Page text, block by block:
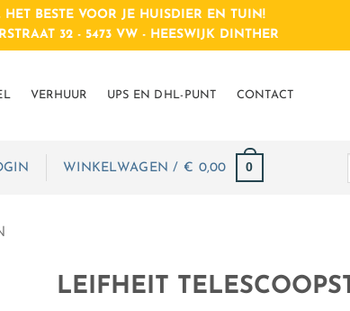
HET BESTE VOOR JE HUISDIER EN TUIN!
32 - 5473 VW - HEESWIJK DINTHER
VERHUUR UPS EN DHL-PUNT CONTACT
WINKELWAGEN / € 0,00 0
LEIFHEIT